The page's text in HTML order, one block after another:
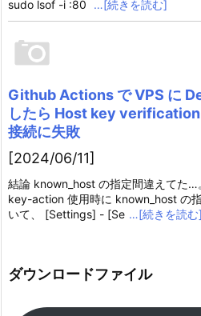
sudo lsof -i :80
…[続きを読む]
Github Actions で VPS に
したら Host key
接続に失敗
[2024/06/11]
結論 known_host の指定間違えてた
key-action 使用時に known_host の
いて、 [Settings] - [Se …[続きを読む]
ダウンロードファイル